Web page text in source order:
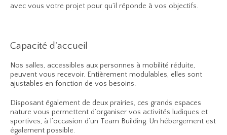
avec vous votre projet pour qu’il réponde à vos objectifs.
Capacité d'accueil
Nos salles, accessibles aux personnes à mobilité réduite,
peuvent vous recevoir. Entièrement modulables, elles sont
ajustables en fonction de vos besoins.
Disposant également de deux prairies, ces grands espaces
nature vous permettent d’organiser vos activités ludiques et
sportives, à l’occasion d’un Team Building. Un hébergement est
également possible.